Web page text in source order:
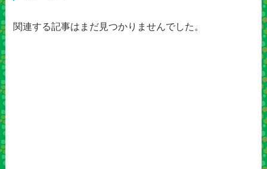
関連する記事はまだ見つかりませんでした。